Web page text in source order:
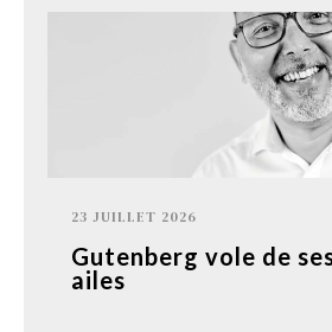
23 JUILLET 2026
Gutenberg vole de
ailes